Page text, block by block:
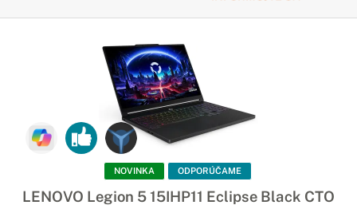
NOVINKA ODPORÚČAME
LENOVO Legion 5 15IHP11 Eclipse Black CTO